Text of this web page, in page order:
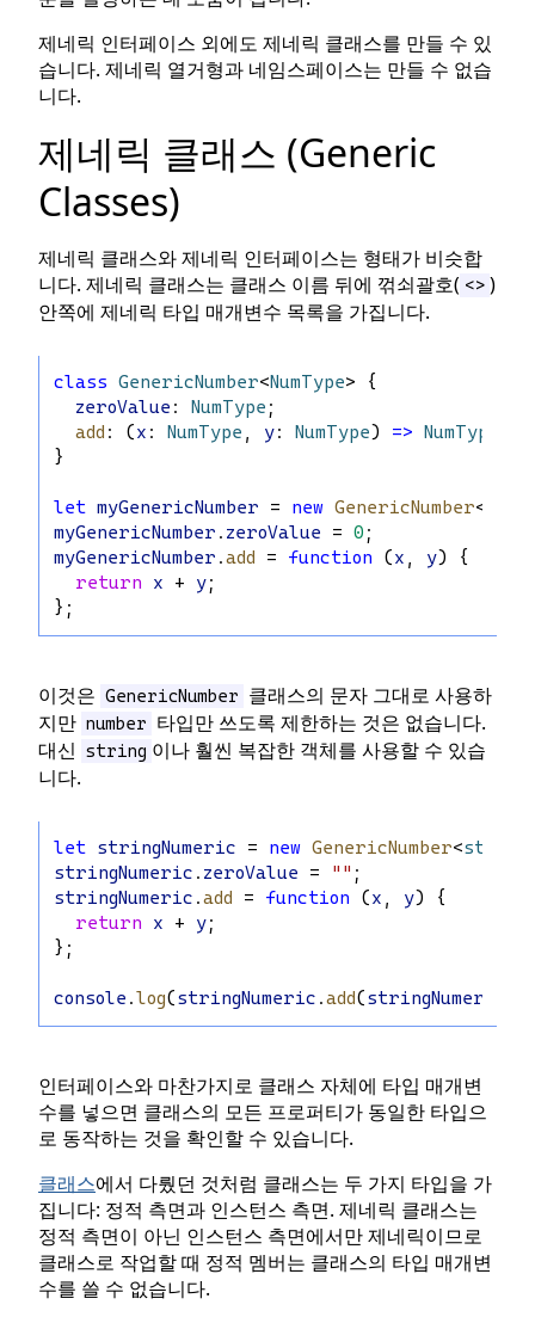
제네릭 인터페이스 외에도 제네릭 클래스를 만들 수 있
습니다. 제네릭 열거형과 네임스페이스는 만들 수 없습
니다.
제네릭 클래스 (Generic
Classes)
제네릭 클래스와 제네릭 인터페이스는 형태가 비슷합
니다. 제네릭 클래스는 클래스 이름 뒤에 꺾쇠괄호( <> )
안쪽에 제네릭 타입 매개변수 목록을 가집니다.
class GenericNumber<NumType> {
zeroValue : NumType ;
add : (x : NumType y: NumType) => NumType
}
let myGenericNumber = new GenericNumber<
myGenericNumber . zeroValue = 0 ;
myGenericNumber .add = function (x y) {
return
x + y;
};
이것은 GenericNumber
클래스의 문자 그대로 사용하
지만 number
타입만 쓰도록 제한하는 것은 없습니다.
대신
string 이나 훨씬 복잡한 객체를 사용할 수 있습
니다.
let stringNumeric = new GenericNumber<string
stringNumeric . zeroValue = "" ;
stringNumeric .add = function (x y) {
return
x + y;
};
console .log(stringNumeric .add(stringNumeric
인터페이스와 마찬가지로 클래스 자체에 타입 매개변
수를 넣으면 클래스의 모든 프로퍼티가 동일한 타입으
로 동작하는 것을 확인할 수 있습니다.
클래스에서 다뤘던 것처럼 클래스는 두 가지 타입을 가
집니다: 정적 측면과 인스턴스 측면. 제네릭 클래스는
정적 측면이 아닌 인스턴스 측면에서만 제네릭이므로
클래스로 작업할 때 정적 멤버는 클래스의 타입 매개변
수를 쓸 수 없습니다.